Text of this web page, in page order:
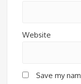
Website
Save my